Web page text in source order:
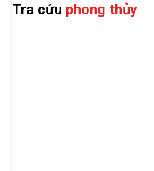
Tra cứu phong thủy